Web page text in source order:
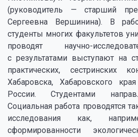
(руководитель — старший
Сергеевна Вершинина). В
студенты многих факультетов
проводят научно-
с результатами выступают на
практических, сестринских
Хабаровска, Хабаровского
России. Студентами
Социальная работа проводятся
исследования как,
сформированности